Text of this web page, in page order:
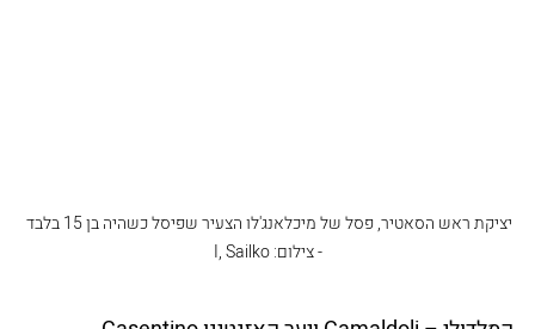
יציקת ראש הסאטיר, פסל של מיכלאנג'לו הצעיר שפיסל כשהיה בן 15 בלבד
- צילום: I, Sailko